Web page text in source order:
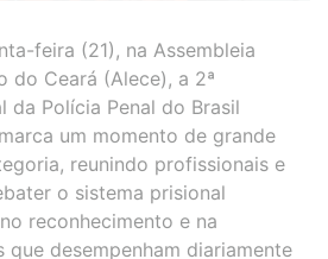
feira (21), na Assembleia
do Ceará (Alece), a 2ª
da Polícia Penal do Brasil
um momento de grande
reunindo profissionais e
o sistema prisional
reconhecimento e na
que desempenham diariamente